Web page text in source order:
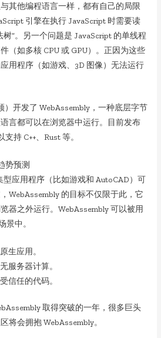
其他编程语言一样，都有自己的局限
引擎在执行 JavaScript 时需要读
”。另一个问题是 JavaScript 的单线程
（如多核 CPU 或 GPU）。正因为这些
用程序（如游戏、3D 图像）无法运行
）开发了 WebAssembly，一种底层字节
言都可以在浏览器中运行。目前发布
持 C++、Rust 等。
型应用程序（比如游戏和 AutoCAD）可
WebAssembly 的目标不仅限于此，它
器之外运行。WebAssembly 可以被用
景中。
生应用。
服务器计算。
信任的代码。
取得突破的一年，很多巨头
将会拥抱 WebAssembly。